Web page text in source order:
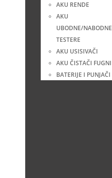
AKU RENDE
AKU
UBODNE/NABODNE
TESTERE
AKU USISIVAČI
AKU ČISTAČI FUGNI
BATERIJE I PUNJAČI